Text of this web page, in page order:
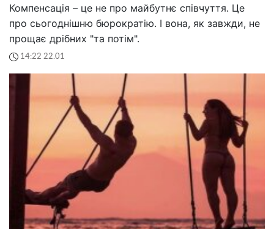
Компенсація – це не про майбутнє співчуття. Це
про сьогоднішню бюрократію. І вона, як завжди, не
прощає дрібних "та потім".
14:22 22.01